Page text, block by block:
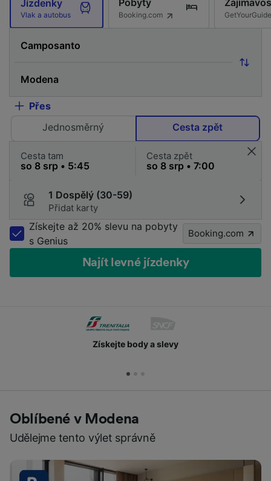
Jízdenky
Vlak a autobus
Pobyty
Booking.com GetYourGuide
Přes
Jednosměrný
Cesta zpět
Cesta tam Cesta zpět
1 Dospělý (30-59)
Přidat karty
Získejte až 20% slevu na pobyty
s Genius
Booking.com
Najít levné jízdenky
Získejte body a slevy
Oblíbené v Modena
Udělejme tento výlet správně